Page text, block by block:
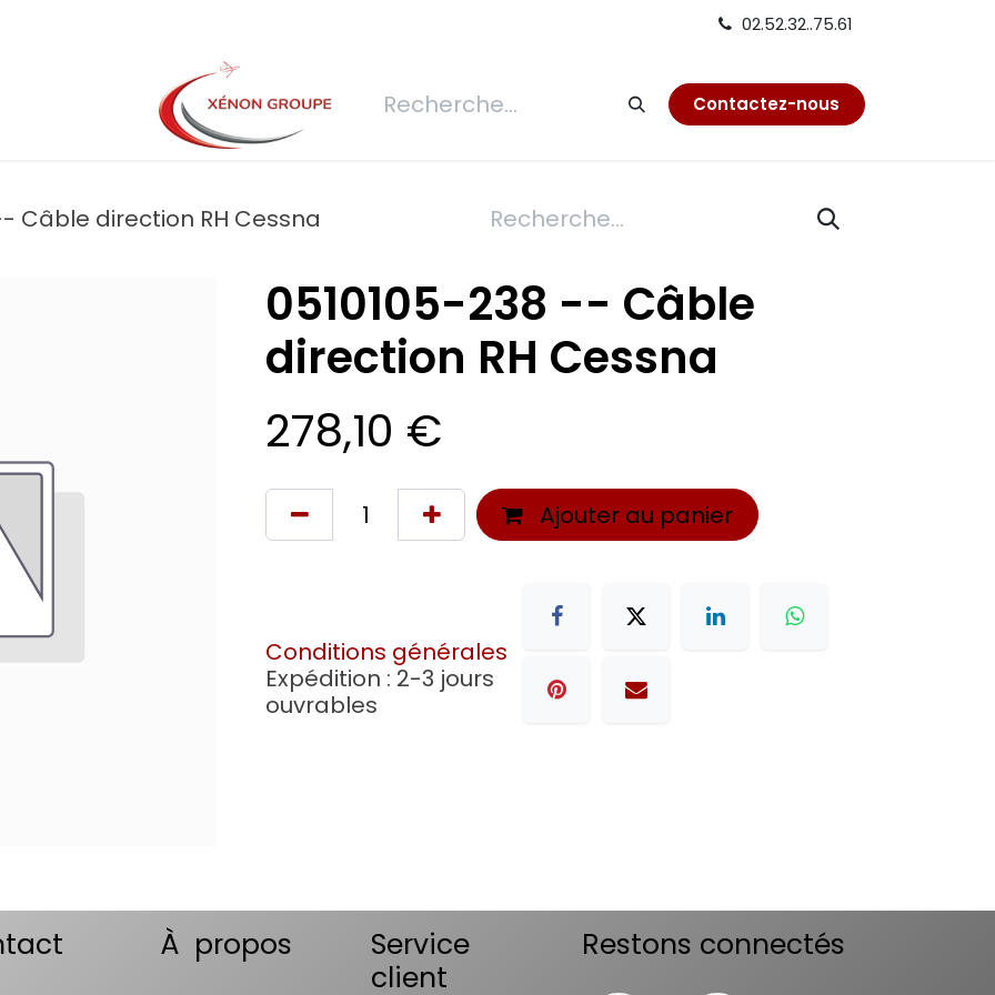
02.52.32..75.61
Demande de devis Connexion Réfection Contactez-nous
Câble direction RH Cessna
0510105-238 -- Câble
direction RH Cessna
278,10 €
Ajouter au panier
Conditions générales
Expédition : 2-3 jours
ouvrables
À propos
Service
client
Restons connectés